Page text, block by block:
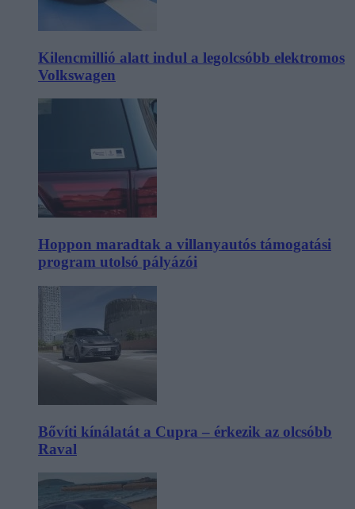
Kilencmillió alatt indul a legolcsóbb elektromos
Volkswagen
Hoppon maradtak a villanyautós támogatási
program utolsó pályázói
Bővíti kínálatát a Cupra – érkezik az olcsóbb
Raval